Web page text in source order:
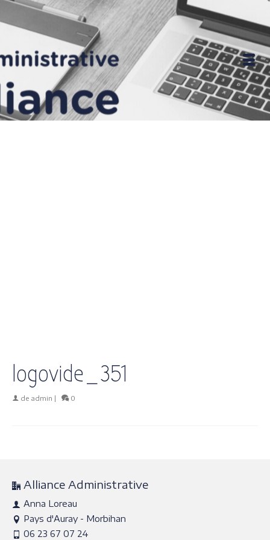
logovide_351
de admin | 0
Alliance Administrative
Anna Loreau
Pays d'Auray - Morbihan
06 23 67 07 24